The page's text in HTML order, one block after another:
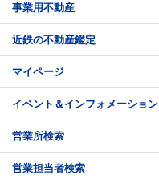
投資・事業用検索
購入のお問い合わせ
売却相談
賃貸物件検索
学園前賃貸センター
賃貸借のお問い合わせ
事業用不動産
購入・売却の流れ
収益不動産の取扱
底地の資産性
相続と不動産
不動産投資のQ＆A
近鉄の不動産鑑定
時価評価支援
鑑定評価ご相談例
鑑定評価の流れ
お問い合わせ・ご相談
マイページ
イベント＆インフォメーション
営業所検索
営業担当者検索